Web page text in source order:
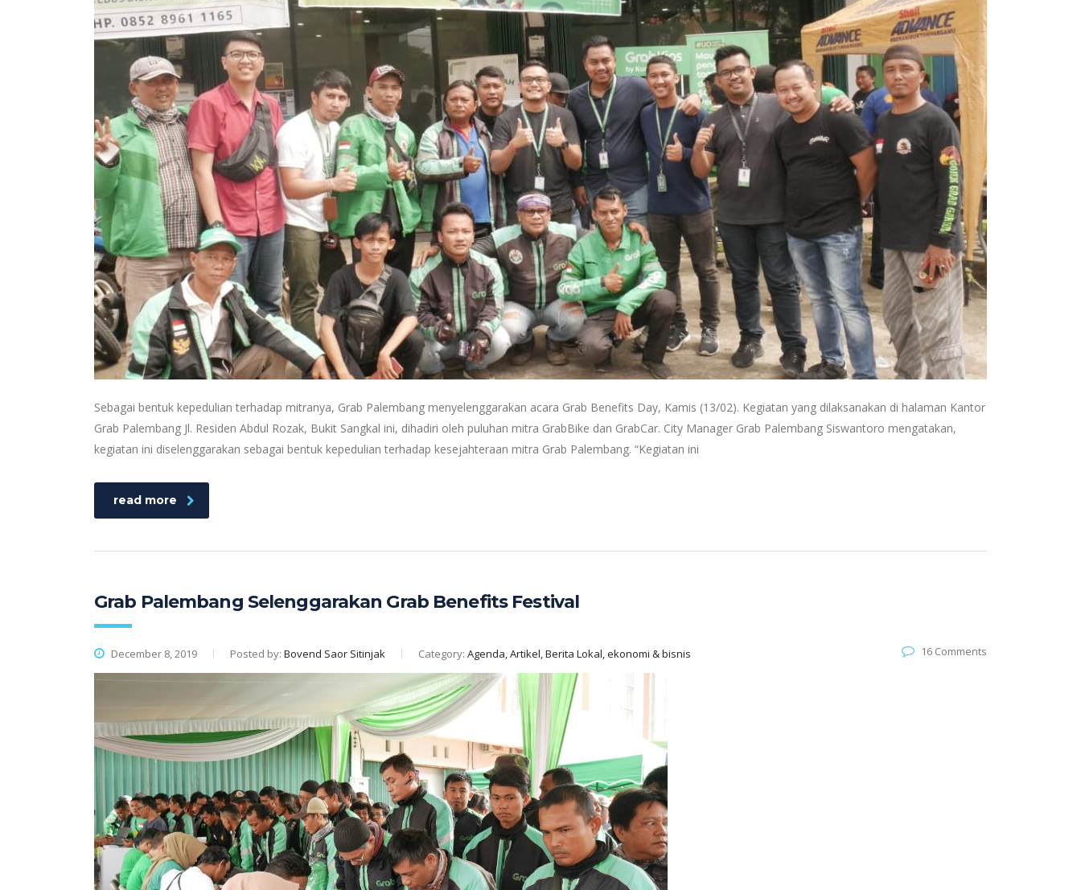
Sebagai bentuk kepedulian terhadap mitranya, Grab Palembang menyelenggarakan acara Grab Benefits Day, Kamis (13/02). Kegiatan yang dilaksanakan di halaman Kantor
Grab Palembang Jl. Residen Abdul Rozak, Bukit Sangkal ini, dihadiri oleh puluhan mitra GrabBike dan GrabCar. City Manager Grab Palembang Siswantoro mengatakan,
kegiatan ini diselenggarakan sebagai bentuk kepedulian terhadap kesejahteraan mitra Grab Palembang. “Kegiatan ini
read more
Grab Palembang Selenggarakan Grab Benefits Festival
December 8, 2019 Posted by: Bovend Saor Sitinjak Category: Agenda, Artikel, Berita Lokal, ekonomi & bisnis 16 Comments